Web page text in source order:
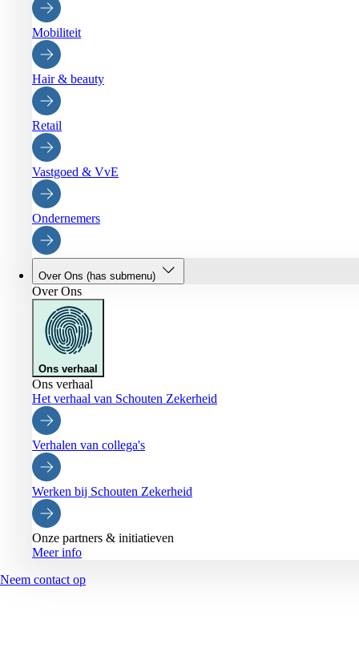
Mobiliteit
Hair & beauty
Retail
Vastgoed & VvE
Ondernemers
Over Ons (has submenu)
Over Ons
Ons verhaal
Ons verhaal
Het verhaal van Schouten Zekerheid
Verhalen van collega's
Werken bij Schouten Zekerheid
Onze partners & initiatieven
Meer info
Neem contact op